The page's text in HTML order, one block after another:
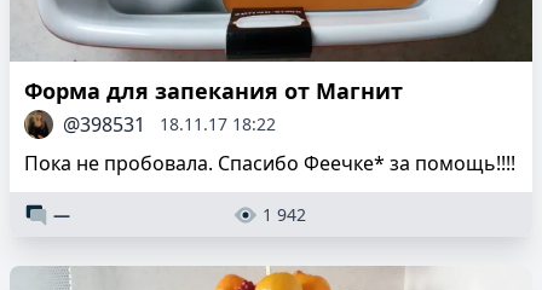
Форма для запекания от Магнит
@398531 18.11.17 18:22
Пока не пробовала. Спасибо Феечке* за помощь!!!!
— 1 942